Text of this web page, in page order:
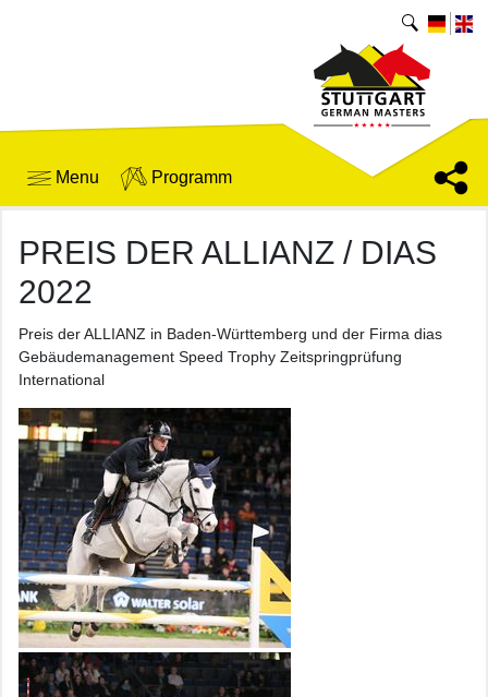
Menu Programm
PREIS DER ALLIANZ / DIAS
2022
Preis der ALLIANZ in Baden-Württemberg und der Firma dias
Gebäudemanagement Speed Trophy Zeitspringprüfung
International